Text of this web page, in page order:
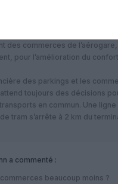
:
était urgent mais la
des commerces de
pour l’amélioration du
des parkings et les
toujours des décisions
en commun. Une
tram s’arrête à 2 km du
a commenté :
beaucoup moins ?